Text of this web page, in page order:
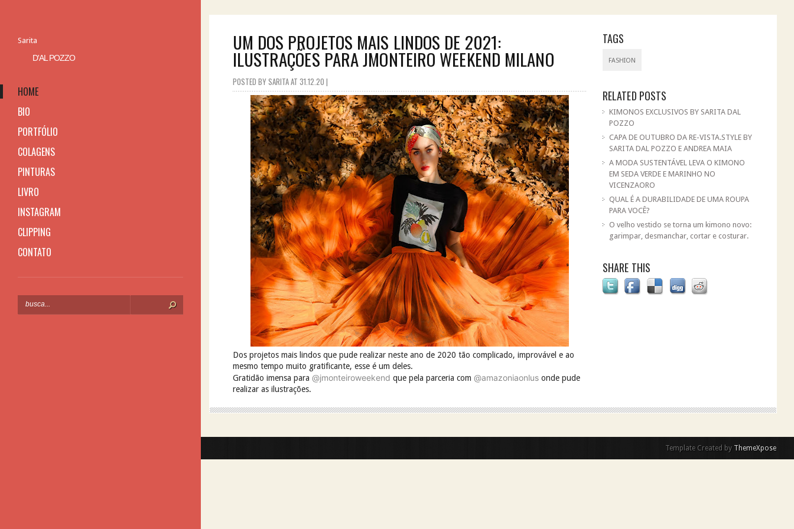
Sarita
D'AL POZZO
HOME
BIO
PORTFÓLIO
COLAGENS
PINTURAS
LIVRO
INSTAGRAM
CLIPPING
CONTATO
UM DOS PROJETOS MAIS LINDOS DE 2021:
ILUSTRAÇÕES PARA JMONTEIRO WEEKEND MILANO
POSTED BY SARITA AT 31.12.20 |
Dos projetos mais lindos que pude realizar neste ano de 2020 tão complicado, improvável e ao
mesmo tempo muito gratificante, esse é um deles.
Gratidão imensa para @jmonteiroweekend que pela parceria com @amazoniaonlusonde pude
realizar as ilustrações.
TAGS
FASHION
RELATED POSTS
KIMONOS EXCLUSIVOS BY SARITA DAL
POZZO
CAPA DE OUTUBRO DA RE-VISTA.STYLE BY
SARITA DAL POZZO E ANDREA MAIA
A MODA SUSTENTÁVEL LEVA O KIMONO
EM SEDA VERDE E MARINHO NO
VICENZAORO
QUAL É A DURABILIDADE DE UMA ROUPA
PARA VOCÊ?
O velho vestido se torna um kimono novo:
garimpar, desmanchar, cortar e costurar.
SHARE THIS
Template Created by ThemeXpose